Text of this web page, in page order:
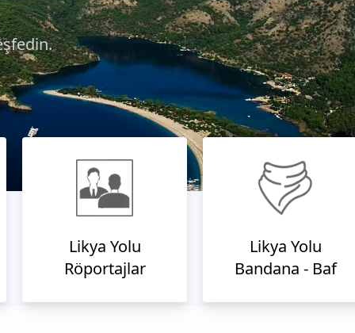
Likya Yolu
Röportajlar
Likya Yolu
Bandana - Baf